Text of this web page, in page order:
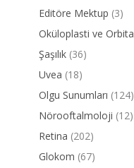
Editöre Mektup (3)
Oküloplasti ve Orbita
Şaşılık (36)
Uvea (18)
Olgu Sunumları (124)
Nörooftalmoloji (12)
Retina (202)
Glokom (67)